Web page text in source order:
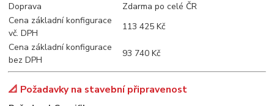
Doprava
Zdarma po celé ČR
Cena základní konfigurace
vč. DPH
113 425 Kč
Cena základní konfigurace
bez DPH
93 740 Kč
📐 Požadavky na stavební připravenost